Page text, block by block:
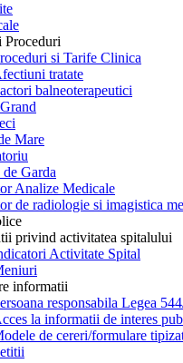
Proceduri
si Tarife Clinica
tratate
balneoterapeutici
Mare
Garda
Analize Medicale
de radiologie si imagistica
privind activitatea spitalului
Activitate Spital
informatii
responsabila Legea
la informatii de interes
de cereri/formulare